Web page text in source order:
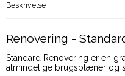
Beskrivelse
Renovering -
Standard Renovering er en
almindelige brugsplæner og